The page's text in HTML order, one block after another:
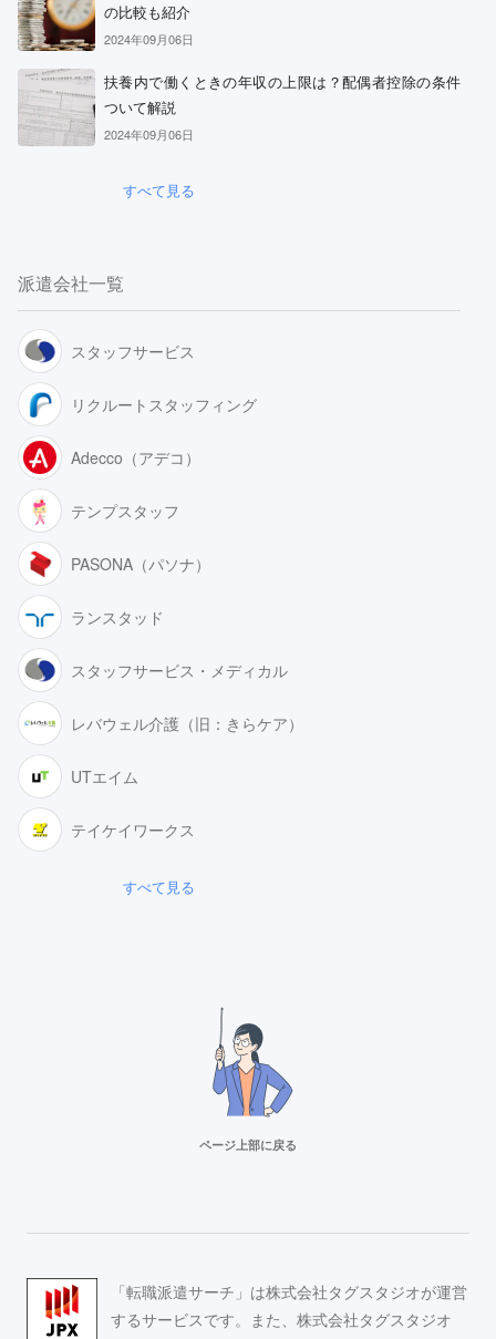
事務求人が豊富！
の比較も紹介
2024年09月06日
扶養内で働くときの年収の上限は？配偶者控除の条件
ついて解説
2024年09月06日
すべて見る
派遣会社一覧
スタッフサービス
リクルートスタッフィング
Adecco（アデコ）
テンプスタッフ
PASONA（パソナ）
ランスタッド
スタッフサービス・メディカル
レバウェル介護（旧：きらケア）
UTエイム
テイケイワークス
すべて見る
ページ上部に戻る
「転職派遣サーチ」は株式会社タグスタジオが運営
するサービスです。また、株式会社タグスタジオ